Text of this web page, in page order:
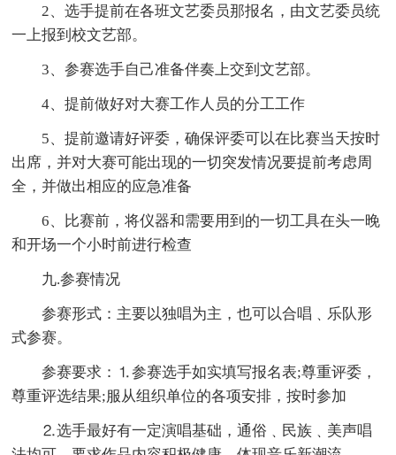
2、选手提前在各班文艺委员那报名，由文艺委员统
一上报到校文艺部。
3、参赛选手自己准备伴奏上交到文艺部。
4、提前做好对大赛工作人员的分工工作
5、提前邀请好评委，确保评委可以在比赛当天按时
出席，并对大赛可能出现的一切突发情况要提前考虑周
全，并做出相应的应急准备
6、比赛前，将仪器和需要用到的一切工具在头一晚
和开场一个小时前进行检查
九.参赛情况
参赛形式：主要以独唱为主，也可以合唱﹑乐队形
式参赛。
参赛要求：⒈参赛选手如实填写报名表;尊重评委，
尊重评选结果;服从组织单位的各项安排，按时参加
⒉选手最好有一定演唱基础，通俗﹑民族﹑美声唱